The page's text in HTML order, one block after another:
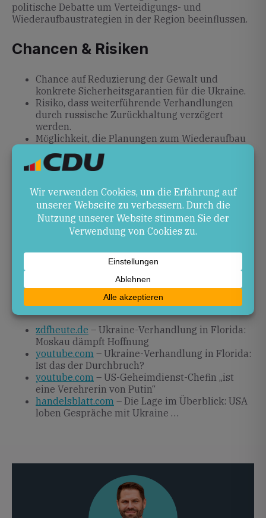
politische Debatte um Verteidigungs- und
Wiederaufbaustrategien in der Region beeinflussen.
Chancen & Risiken
Chance auf Reduzierung der Gewalt und
konkrete Sicherheitsgarantien für die Ukraine.
Risiko, dass weiterführende Verhandlungen
durch russische Zurückhaltung verzögert
werden.
Möglichkeit, die Planungen zum Wiederaufbau
frühzeitig zu konkretisieren, falls dauerhafter
Frieden erreicht wird.
Ausblick
Obwohl Moskau die Erwartungen dämpft, bilden die
Florida-Gespräche eine Basis für künftige
Gespräche mit Putin sein, vorausgesetzt, die Waffen
schweigen zunächst.
Quellen
zdfheute.de – Ukraine-Verhandlung in Florida:
Moskau dämpft Hoffnung
youtube.com – Ukraine-Verhandlung in Florida:
Ist das der Durchbruch?
youtube.com – US-Geheimdienst-Chefin „ist
eine Verehrerin von Putin“
handelsblatt.com – Die Lage im Überblick: USA
loben Gespräche mit Ukraine …